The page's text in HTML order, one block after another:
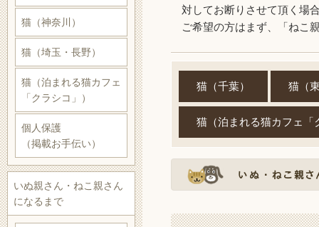
対してお断りさせて頂く場
ご希望の方はまず、「ねこ
猫（千葉） 猫（
猫（泊まれる猫カフェ「
猫（神奈川）
猫（埼玉・長野）
猫（泊まれる猫カフェ
「クラシコ」）
個人保護
（掲載お手伝い）
いぬ親さん・ねこ親さん
になるまで